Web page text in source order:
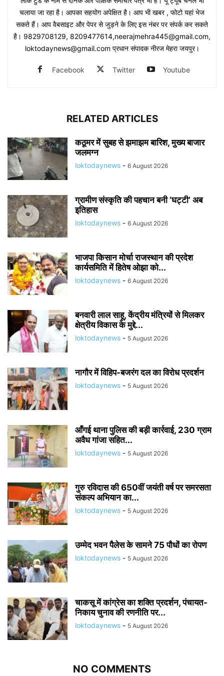
चलाया जा रहा है। आपका सहयोग अपेक्षित है। आप भी खबर , फोटो यहां भेज
सकते हैं। आप वैबसाइट और पेपर से जुड़ने के लिए इस नंबर पर संपर्क कर सकते
है। 9829708129, 8209477614,neerajmehra445@gmail.com,
loktodaynews@gmail.com प्रधान संपादक नीरज मेहरा जयपुर।
Facebook Twitter Youtube
RELATED ARTICLES
कठूमर में सुबह से झमाझम बारिश, मुख्य बाजार
जलमग्न
loktodaynews - 6 August 2026
ग्रामीण संस्कृति की पहचान बनी ‘घट्टी’ अब
इतिहास
loktodaynews - 6 August 2026
भाजपा किसान मोर्चा राजस्थान की प्रदेश
कार्यसमिति में हितेष ओझा को...
loktodaynews - 6 August 2026
बनवारी लाल साहू, केंद्रीय मंत्रियों से मिलकर
क्षेत्रीय विकास के मुद्दे...
loktodaynews - 5 August 2026
नागौर में विहिप-बजरंग दल का विरोध प्रदर्शन
loktodaynews - 5 August 2026
आँगई थाना पुलिस की बड़ी कार्रवाई, 230 ग्राम
अवैध गांजा सहित...
loktodaynews - 5 August 2026
गुरु रविदास की 650वीं जयंती वर्ष पर समरसता
संकल्प अभियान का...
loktodaynews - 5 August 2026
उम्मेद भवन पैलेस के सामने 75 पौधों का रोपण
loktodaynews - 5 August 2026
चाकसू में कांग्रेस का शक्ति प्रदर्शन, पंचायत-
निकाय चुनाव की रणनीति पर...
loktodaynews - 5 August 2026
NO COMMENTS